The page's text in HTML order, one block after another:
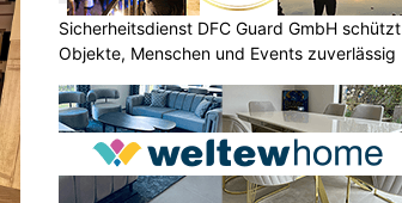
Sicherheitsdienst DFC Guard GmbH schützt
Objekte, Menschen und Events zuverlässig